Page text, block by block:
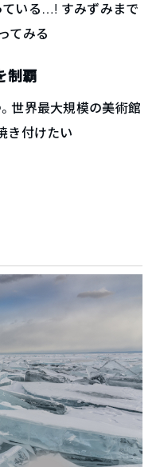
いる…! すみずみまで
てみる
制覇
世界最大規模の美術館
き付けたい